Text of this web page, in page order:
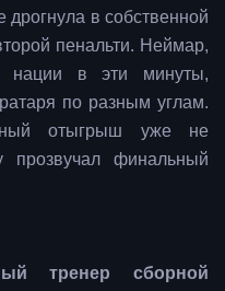
дрогнула в собственной
пенальти. Неймар,
нации в эти минуты,
по разным углам.
отыгрыш уже не
прозвучал финальный
тренер сборной